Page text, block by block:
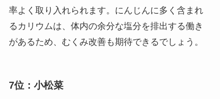
率よく取り入れられます。にんじんに多く含まれ
るカリウムは、体内の余分な塩分を排出する働き
があるため、むくみ改善も期待できるでしょう。
7位：小松菜